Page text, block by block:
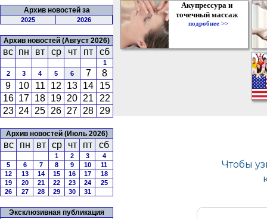
Архив новостей за
2025 2026
Архив новостей (Август 2026)
вс пн вт ср чт пт сб
1
2
3 4 5 6 7
8
9
10 11 12 13 14
15
16 17 18 19 20 21
22
23 24 25 26 27 28 29
Архив новостей (Июль 2026)
вс пн вт ср чт пт сб
1 2 3
4
5
6 7 8 9 10
11
12
13 14 15 16 17
18
19
20 21 22 23 24
25
26
27 28 29 30 31
Эксклюзивная публикация
Акупрессура и
точечный массаж
подробнее >>